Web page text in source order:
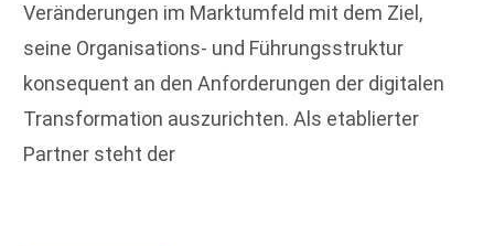
Veränderungen im Marktumfeld mit dem Ziel,
seine Organisations- und Führungsstruktur
konsequent an den Anforderungen der digitalen
Transformation auszurichten. Als etablierter
Partner steht der